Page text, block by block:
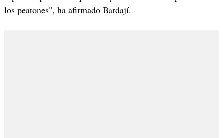
los peatones", ha afirmado Bardají.